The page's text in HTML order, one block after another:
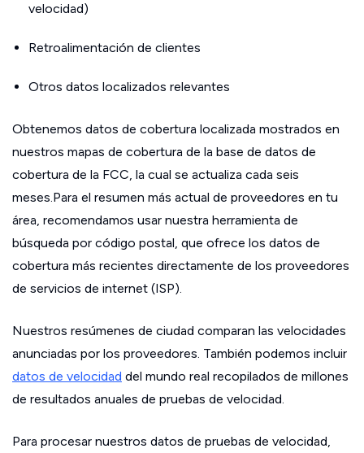
velocidad)
Retroalimentación de clientes
Otros datos localizados relevantes
Obtenemos datos de cobertura localizada mostrados en
nuestros mapas de cobertura de la base de datos de
cobertura de la FCC, la cual se actualiza cada seis
meses.Para el resumen más actual de proveedores en tu
área, recomendamos usar nuestra herramienta de
búsqueda por código postal, que ofrece los datos de
cobertura más recientes directamente de los proveedores
de servicios de internet (ISP).
Nuestros resúmenes de ciudad comparan las velocidades
anunciadas por los proveedores. También podemos incluir
datos de velocidad del mundo real recopilados de millones
de resultados anuales de pruebas de velocidad.
Para procesar nuestros datos de pruebas de velocidad,